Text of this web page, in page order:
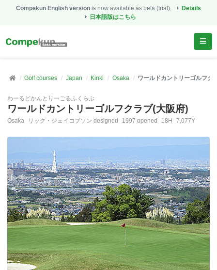
Compekun English version is now available as beta (trial).
Details
日本語版はこちら
Golf courses Japan Kinki Osaka ワールドカントリーゴルフク
わーるどかんとりーごるふくらぶ
ワールドカントリーゴルフクラブ(大阪府)
Osaka リック・ジェイコブソン designed 1997 opened 18H 7,077Y